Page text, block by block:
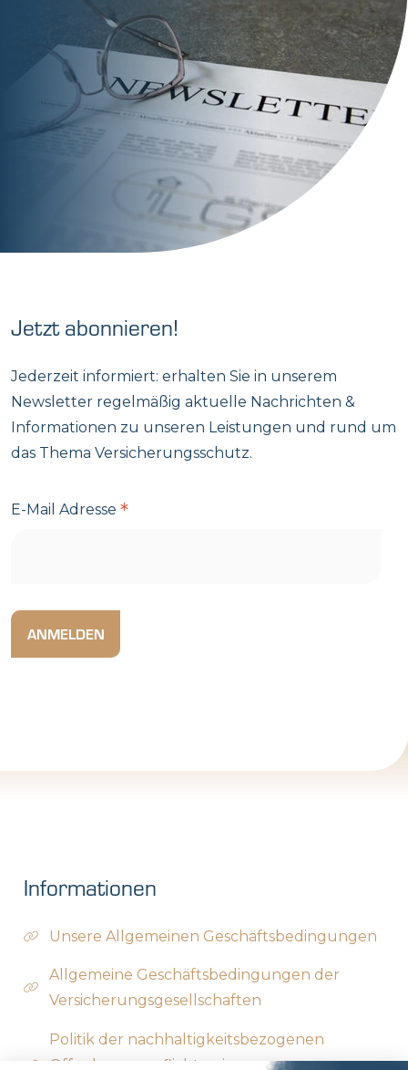
Jetzt abonnieren!
Jederzeit informiert: erhalten Sie in unserem
Newsletter regelmäßig aktuelle Nachrichten &
Informationen zu unseren Leistungen und rund um
das Thema Versicherungsschutz.
E-Mail Adresse *
Informationen
Unsere Allgemeinen Geschäftsbedingungen
Allgemeine Geschäftsbedingungen der
Versicherungsgesellschaften
Politik der nachhaltigkeitsbezogenen
Offenlegungspflichten im